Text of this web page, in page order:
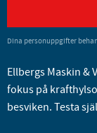
Dina personuppgifter
Ellbergs Maskin &
fokus på
besviken. Testa